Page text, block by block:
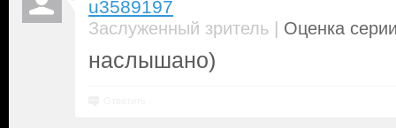
u3589197
Заслуженный зритель | Оценка
наслышано)